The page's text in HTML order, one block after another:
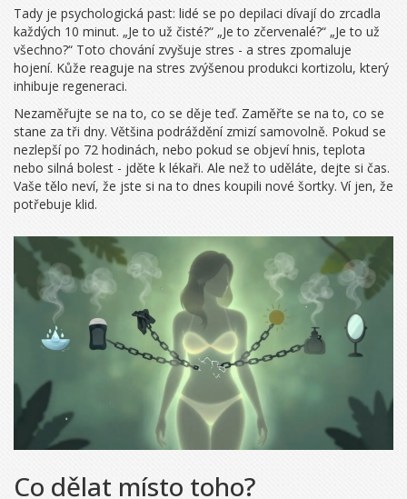
Tady je psychologická past: lidé se po depilaci dívají do zrcadla
každých 10 minut. „Je to už čisté?“ „Je to zčervenalé?“ „Je to už
všechno?“ Toto chování zvyšuje stres - a stres zpomaluje
hojení. Kůže reaguje na stres zvýšenou produkci kortizolu, který
inhibuje regeneraci.
Nezaměřujte se na to, co se děje teď. Zaměřte se na to, co se
stane za tři dny. Většina podráždění zmizí samovolně. Pokud se
nezlepší po 72 hodinách, nebo pokud se objeví hnis, teplota
nebo silná bolest - jděte k lékaři. Ale než to uděláte, dejte si čas.
Vaše tělo neví, že jste si na to dnes koupili nové šortky. Ví jen, že
potřebuje klid.
Co dělat místo toho?